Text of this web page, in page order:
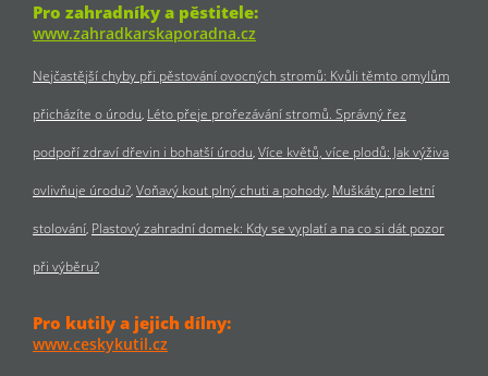
Pro zahradníky a pěstitele:
www.zahradkarskaporadna.cz
Nejčastější chyby při pěstování ovocných stromů: Kvůli těmto omylům
přicházíte o úrodu Léto přeje prořezávání stromů. Správný řez
podpoří zdraví dřevin i bohatší úrodu Více květů, více plodů: Jak výživa
ovlivňuje úrodu? Voňavý kout plný chuti a pohody Muškáty pro letní
stolování Plastový zahradní domek: Kdy se vyplatí a na co si dát pozor
při výběru?
Pro kutily a jejich dílny:
www.ceskykutil.cz